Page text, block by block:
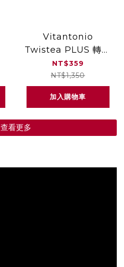
Vitantonio
Twistea PLUS 轉轉
泡茶瓶 迷霧粉 VTW-
30B-DP
NT$359
NT$1,350
加入購物車
查看更多